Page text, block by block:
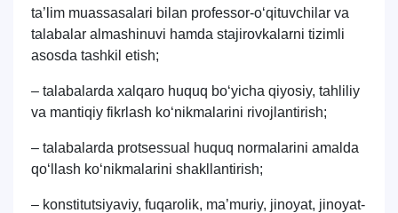
Ism va familiyangiz
Telefon raqamingiz
Pochta
yuborish
ta’lim muassasalari bilan professor-o‘qituvchilar va
talabalar almashinuvi hamda stajirovkalarni tizimli
asosda tashkil etish;
– talabalarda xalqaro huquq bo‘yicha qiyosiy, tahliliy
va mantiqiy fikrlash ko‘nikmalarini rivojlantirish;
– talabalarda protsessual huquq normalarini amalda
qo‘llash ko‘nikmalarini shakllantirish;
– konstitutsiyaviy, fuqarolik, ma’muriy, jinoyat, jinoyat-